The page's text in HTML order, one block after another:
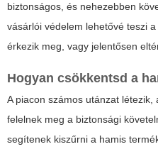
biztonságos, és nehezebben
vásárlói védelem lehetővé teszi
érkezik meg, vagy jelentősen
Hogyan csökkentsd a
A piacon számos utánzat
felelnek meg a biztonsági
segítenek kiszűrni a hamis